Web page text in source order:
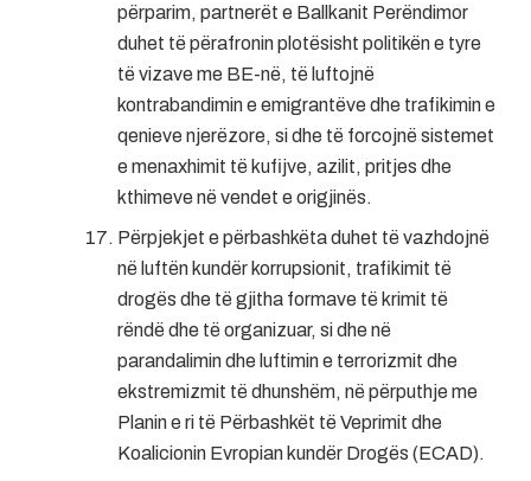
përparim, partnerët e Ballkanit Perëndimor
duhet të përafronin plotësisht politikën e tyre
të vizave me BE-në, të luftojnë
kontrabandimin e emigrantëve dhe trafikimin e
qenieve njerëzore, si dhe të forcojnë sistemet
e menaxhimit të kufijve, azilit, pritjes dhe
kthimeve në vendet e origjinës.
Përpjekjet e përbashkëta duhet të vazhdojnë
në luftën kundër korrupsionit, trafikimit të
drogës dhe të gjitha formave të krimit të
rëndë dhe të organizuar, si dhe në
parandalimin dhe luftimin e terrorizmit dhe
ekstremizmit të dhunshëm, në përputhje me
Planin e ri të Përbashkët të Veprimit dhe
Koalicionin Evropian kundër Drogës (ECAD).